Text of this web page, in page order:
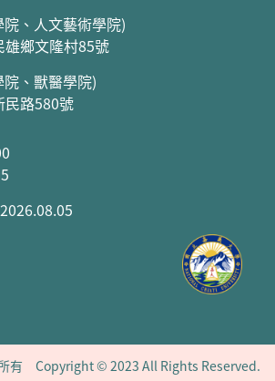
、人文藝術學院)
鄉文隆村85號
、獸醫學院)
民路580號
有 Copyright © 2023 All Rights Reserved.